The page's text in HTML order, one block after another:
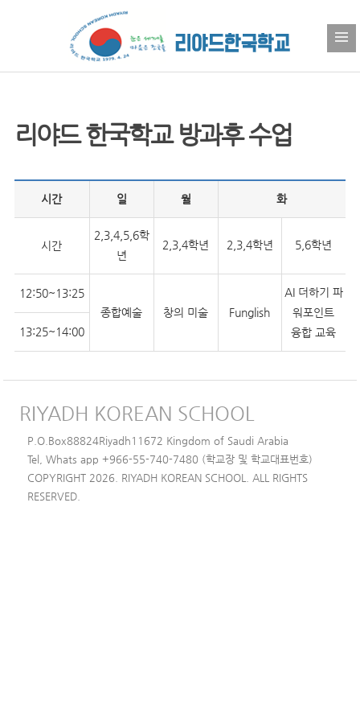
리야드 한국학교 방과후 수업
시간 일 월 화
시간
2,3,4,5,6학
년
2,3,4학년 2,3,4학년 5,6학년
12:50~13:25
종합예술
창의 미술 Funglish
AI 더하기 파
워포인트
융합 교육
13:25~14:00
RIYADH KOREAN SCHOOL
P.O.Box88824Riyadh11672 Kingdom of Saudi Arabia
Tel, Whats app +966-55-740-7480 (학교장 및 학교대표번호)
COPYRIGHT 2026. RIYADH KOREAN SCHOOL. ALL RIGHTS
RESERVED.